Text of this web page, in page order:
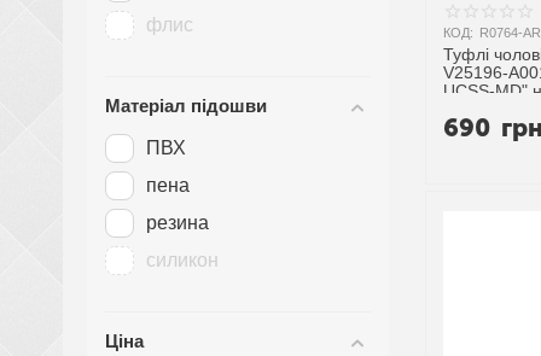
КОД: R0764-
Туфлі
V25196-
UCSS-MD"
690 грн
флис
Матеріал підошви
ПВХ
пена
резина
силикон
Ціна